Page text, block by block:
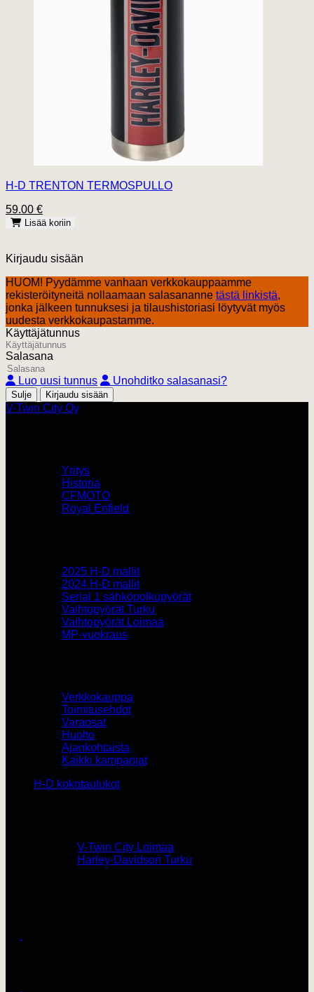
H-D TRENTON TERMOSPULLO
59.00 €
Lisää koriin
Kirjaudu sisään
HUOM! Pyydämme vanhaan verkkokauppaamme
rekisteröityneitä nollaamaan salasananne tästä linkistä,
jonka jälkeen tunnuksesi ja tilaushistoriasi löytyvät myös
uudesta verkkokaupastamme.
Käyttäjätunnus
Salasana
Luo uusi tunnus Unohditko salasanasi?
Sulje
V-Twin City Oy
Yritys
Historia
CFMOTO
Royal Enfield
2025 H-D mallit
2024 H-D mallit
Serial 1 sähköpolkupyörät
Vaihtopyörät Turku
Vaihtopyörät Loimaa
MP-vuokraus
Verkkokauppa
Toimitusehdot
Varaosat
Huolto
Ajankohtaista
Kaikki kampanjat
H-D kokotaulukot
V-Twin City Loimaa
Harley-Davidson Turku